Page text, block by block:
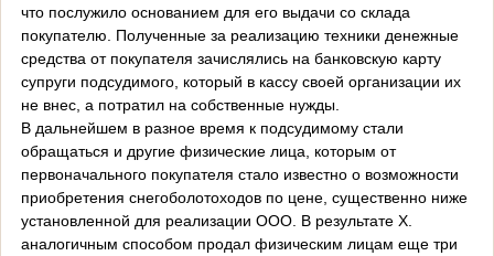
что послужило основанием для его выдачи со склада
покупателю. Полученные за реализацию техники денежные
средства от покупателя зачислялись на банковскую карту
супруги подсудимого, который в кассу своей организации их
не внес, а потратил на собственные нужды.
В дальнейшем в разное время к подсудимому стали
обращаться и другие физические лица, которым от
первоначального покупателя стало известно о возможности
приобретения снегоболотоходов по цене, существенно ниже
установленной для реализации ООО. В результате Х.
аналогичным способом продал физическим лицам еще три